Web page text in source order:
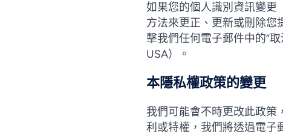
如果您的個人識別資訊變更
方法來更正、更新或刪除您
擊我們任何電子郵件中的“
USA）。
本隱私權政策的變更
我們可能會不時更改此政策
利或特權，我們將透過電子